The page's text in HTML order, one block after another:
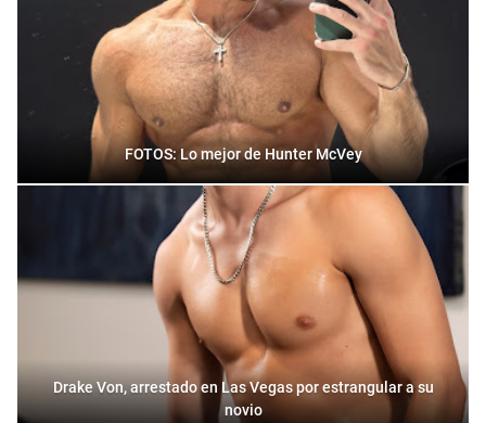
FOTOS: Lo mejor de Hunter McVey
Drake Von, arrestado en Las Vegas por estrangular a su
novio